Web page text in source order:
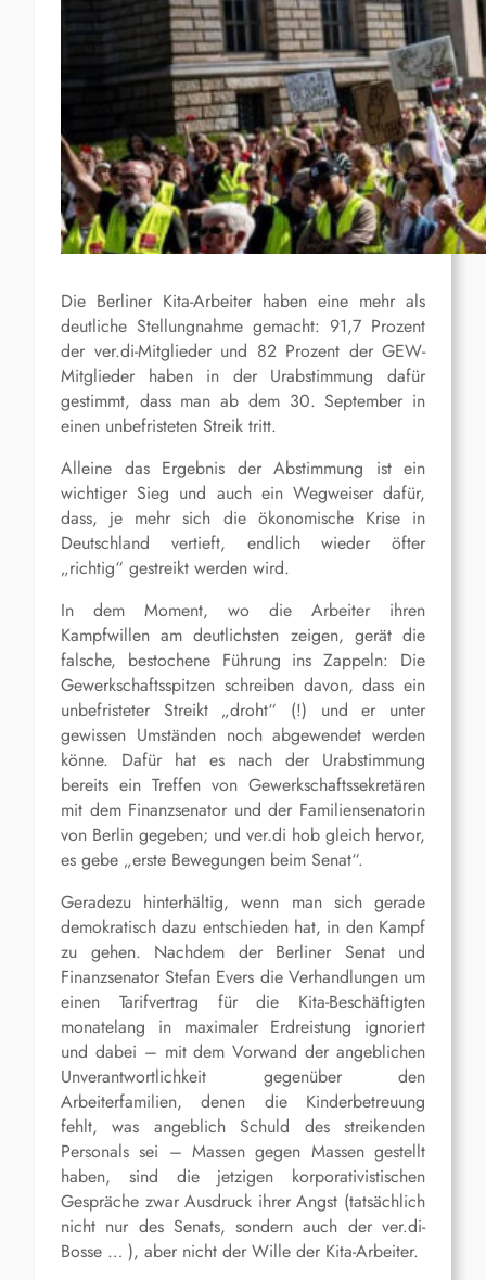
Die Berliner Kita-Arbeiter haben eine mehr als
deutliche Stellungnahme gemacht: 91,7 Prozent
der ver.di-Mitglieder und 82 Prozent der GEW-
Mitglieder haben in der Urabstimmung dafür
gestimmt, dass man ab dem 30. September in
einen unbefristeten Streik tritt.
Alleine das Ergebnis der Abstimmung ist ein
wichtiger Sieg und auch ein Wegweiser dafür,
dass, je mehr sich die ökonomische Krise in
Deutschland vertieft, endlich wieder öfter
„richtig“ gestreikt werden wird.
In dem Moment, wo die Arbeiter ihren
Kampfwillen am deutlichsten zeigen, gerät die
falsche, bestochene Führung ins Zappeln: Die
Gewerkschaftsspitzen schreiben davon, dass ein
unbefristeter Streikt „droht“ (!) und er unter
gewissen Umständen noch abgewendet werden
könne. Dafür hat es nach der Urabstimmung
bereits ein Treffen von Gewerkschaftssekretären
mit dem Finanzsenator und der Familiensenatorin
von Berlin gegeben; und ver.di hob gleich hervor,
es gebe „erste Bewegungen beim Senat“.
Geradezu hinterhältig, wenn man sich gerade
demokratisch dazu entschieden hat, in den Kampf
zu gehen. Nachdem der Berliner Senat und
Finanzsenator Stefan Evers die Verhandlungen um
einen Tarifvertrag für die Kita-Beschäftigten
monatelang in maximaler Erdreistung ignoriert
und dabei – mit dem Vorwand der angeblichen
Unverantwortlichkeit gegenüber den
Arbeiterfamilien, denen die Kinderbetreuung
fehlt, was angeblich Schuld des streikenden
Personals sei – Massen gegen Massen gestellt
haben, sind die jetzigen korporativistischen
Gespräche zwar Ausdruck ihrer Angst (tatsächlich
nicht nur des Senats, sondern auch der ver.di-
Bosse … ), aber nicht der Wille der Kita-Arbeiter.